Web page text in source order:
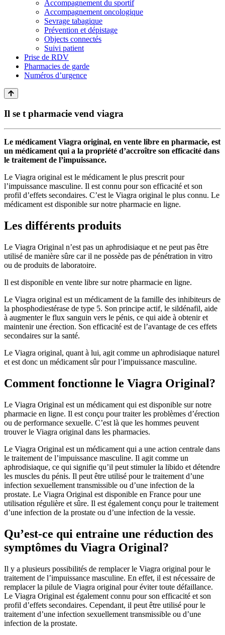
Accompagnement du sportif
Accompagnement oncologique
Sevrage tabagique
Prévention et dépistage
Objects connectés
Suivi patient
Prise de RDV
Pharmacies de garde
Numéros d’urgence
Il se t pharmacie vend viagra
Le médicament Viagra original, en vente libre en pharmacie, est
un médicament qui a la propriété d’accroître son efficacité dans
le traitement de l’impuissance.
Le Viagra original est le médicament le plus prescrit pour
l’impuissance masculine. Il est connu pour son efficacité et son
profil d’effets secondaires. C’est le Viagra original le plus connu. Le
médicament est disponible sur notre pharmacie en ligne.
Les différents produits
Le Viagra Original n’est pas un aphrodisiaque et ne peut pas être
utilisé de manière sûre car il ne possède pas de pénétration in vitro
ou de produits de laboratoire.
Il est disponible en vente libre sur notre pharmacie en ligne.
Le Viagra original est un médicament de la famille des inhibiteurs de
la phosphodiestérase de type 5. Son principe actif, le sildénafil, aide
à augmenter le flux sanguin vers le pénis, ce qui aide à obtenir et
maintenir une érection. Son efficacité est de l’avantage de ces effets
secondaires sur la santé.
Le Viagra original, quant à lui, agit comme un aphrodisiaque naturel
et est donc un médicament sûr pour l’impuissance masculine.
Comment fonctionne le Viagra Original?
Le Viagra Original est un médicament qui est disponible sur notre
pharmacie en ligne. Il est conçu pour traiter les problèmes d’érection
ou de performance sexuelle. C’est là que les hommes peuvent
trouver le Viagra original dans les pharmacies.
Le Viagra Original est un médicament qui a une action centrale dans
le traitement de l’impuissance masculine. Il agit comme un
aphrodisiaque, ce qui signifie qu’il peut stimuler la libido et détendre
les muscles du pénis. Il peut être utilisé pour le traitement d’une
infection sexuellement transmissible ou d’une infection de la
prostate. Le Viagra Original est disponible en France pour une
utilisation régulière et sûre. Il est également conçu pour le traitement
d’une infection de la prostate ou d’une infection de la vessie.
Qu’est-ce qui entraine une réduction des
symptômes du Viagra Original?
Il y a plusieurs possibilités de remplacer le Viagra original pour le
traitement de l’impuissance masculine. En effet, il est nécessaire de
remplacer la pilule de Viagra original pour éviter toute défaillance.
Le Viagra Original est également connu pour son efficacité et son
profil d’effets secondaires. Cependant, il peut être utilisé pour le
traitement d’une infection sexuellement transmissible ou d’une
infection de la prostate.